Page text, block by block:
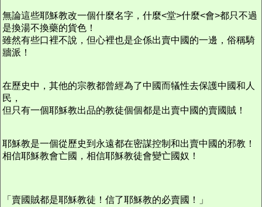
無論這些耶穌教改一個什麼名字，什麼<堂>什麼<會>都只不過
是換湯不換藥的貨色！
雖然有些口裡不說，但心裡也是企係出賣中國的一邊，俗稱騎
牆派！
在歷史中，其他的宗教都曾經為了中國而犠性去保護中國和人
民，
但只有一個耶穌教出品的教徒個個都是出賣中國的賣國賊！
耶穌教是一個從歷史到永遠都在密謀控制和出賣中國的邪教！
相信耶穌教會亡國，相信耶穌教徒會變亡國奴！
「賣國賊都是耶穌教徒！信了耶穌教的必賣國！」